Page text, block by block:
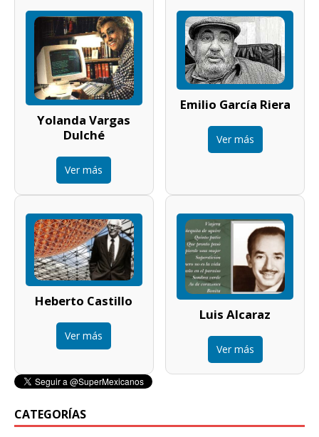
Yolanda Vargas
Dulché
Ver más
Emilio García Riera
Ver más
Heberto Castillo
Ver más
Luis Alcaraz
Ver más
CATEGORÍAS